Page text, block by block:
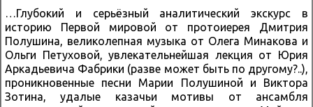
…Глубокий и серьёзный аналитический экскурс в
историю Первой мировой от протоиерея Дмитрия
Полушина, великолепная музыка от Олега Минакова и
Ольги Петуховой, увлекательнейшая лекция от Юрия
Аркадьевича Фабрики (разве может быть по другому?..),
проникновенные песни Марии Полушиной и Виктора
Зотина, удалые казачьи мотивы от ансамбля